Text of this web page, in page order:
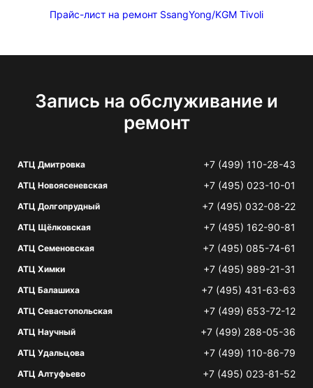
Прайс-лист на ремонт SsangYong/KGM Tivoli
Запись на обслуживание и
ремонт
АТЦ Дмитровка +7 (499) 110-28-43
АТЦ Новоясеневская +7 (495) 023-10-01
АТЦ Долгопрудный +7 (495) 032-08-22
АТЦ Щёлковская +7 (495) 162-90-81
АТЦ Семеновская +7 (495) 085-74-61
АТЦ Химки +7 (495) 989-21-31
АТЦ Балашиха +7 (495) 431-63-63
АТЦ Севастопольская +7 (499) 653-72-12
АТЦ Научный +7 (499) 288-05-36
АТЦ Удальцова +7 (499) 110-86-79
АТЦ Алтуфьево +7 (495) 023-81-52